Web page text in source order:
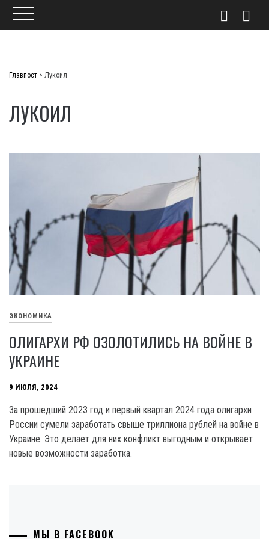
Главпост > Лукоил
ЛУКОИЛ
ЭКОНОМИКА
ОЛИГАРХИ РФ ОЗОЛОТИЛИСЬ НА ВОЙНЕ В
УКРАИНЕ
9 ИЮЛЯ, 2024
За прошедший 202З год и первый квартал 2024 года олигархи
России сумели заработать свыше триллиона рублей на войне в
Украине. Это делает для них конфликт выгодным и открывает
новые возможности заработка.
МЫ В FACEBOOK